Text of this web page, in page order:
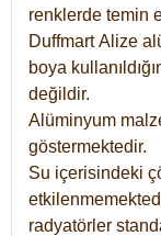
renklerde temin
DuffmartAlize
boya
değildir.
Alüminyum
göstermektedir.
Su içerisindeki
radyatörler